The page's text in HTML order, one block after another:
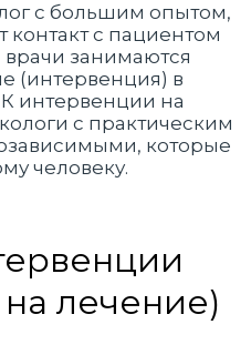
с большим опытом,
контакт с пациентом
занимаются
(интервенция) в
интервенции на
с практическим
которые
человеку.
лечение)